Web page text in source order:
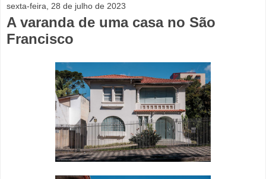
sexta-feira, 28 de julho de 2023
A varanda de uma casa no São
Francisco